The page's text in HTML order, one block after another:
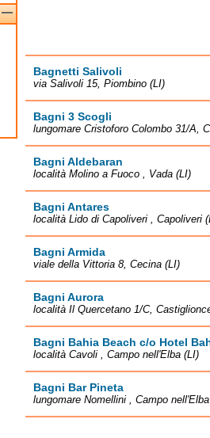
Bagnetti Salivoli
via Salivoli 15, Piombino (LI)
Bagni 3 Scogli
lungomare Cristoforo Colombo 31/A,
Bagni Aldebaran
località Molino a Fuoco , Vada (LI)
Bagni Antares
località Lido di Capoliveri , Capoliveri
Bagni Armida
viale della Vittoria 8, Cecina (LI)
Bagni Aurora
località Il Quercetano 1/C,
Bagni Bahia Beach c/o Hotel
località Cavoli , Campo nell'Elba (LI)
Bagni Bar Pineta
lungomare Nomellini , Campo